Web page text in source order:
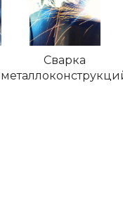
Сварка